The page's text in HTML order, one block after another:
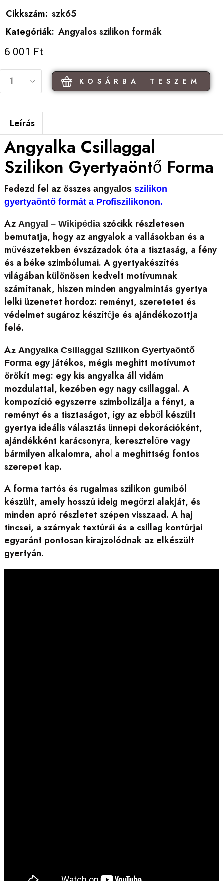
Cikkszám: szk65
Kategóriák: Angyalos szilikon formák
6 001 Ft
KOSÁRBA TESZEM
Leírás
Angyalka Csillaggal
Szilikon Gyertyaöntő Forma
Fedezd fel az összes angyalos szilikon
gyertyaöntő formát a Profiszilikonon.
Az Angyal – Wikipédia szócikk részletesen
bemutatja, hogy az angyalok a vallásokban és a
művészetekben évszázadok óta a tisztaság, a fény
és a béke szimbólumai. A gyertyakészítés
világában különösen kedvelt motívumnak
számítanak, hiszen minden angyalmintás gyertya
lelki üzenetet hordoz: reményt, szeretetet és
védelmet sugároz készítője és ajándékozottja
felé.
Az Angyalka Csillaggal Szilikon Gyertyaöntő
Formaegy játékos, mégis meghitt motívumot
örökít meg: egy kis angyalka áll vidám
mozdulattal, kezében egy nagy csillaggal. A
kompozíció egyszerre szimbolizálja a fényt, a
reményt és a tisztaságot, így az ebből készült
gyertya ideális választás ünnepi dekorációként,
ajándékként karácsonyra, keresztelőre vagy
bármilyen alkalomra, ahol a meghittség fontos
szerepet kap.
A forma tartós és rugalmas szilikon gumiból
készült, amely hosszú ideig megőrzi alakját, és
minden apró részletet szépen visszaad. A haj
tincsei, a szárnyak textúrái és a csillag kontúrjai
egyaránt pontosan kirajzolódnak az elkészült
gyertyán.